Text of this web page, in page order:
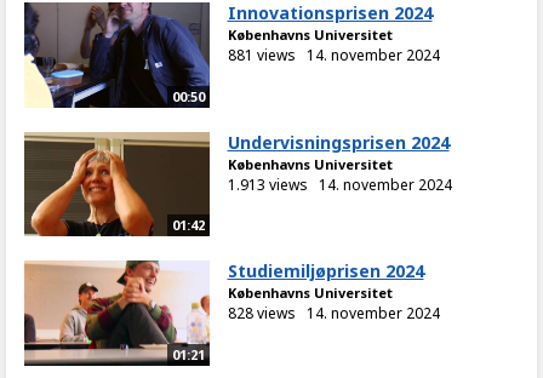
00:50
Innovationsprisen 2024
Københavns Universitet
881 views 14. november 2024
01:42
Undervisningsprisen 2024
Københavns Universitet
1.913 views 14. november 2024
01:21
Studiemiljøprisen 2024
Københavns Universitet
828 views 14. november 2024